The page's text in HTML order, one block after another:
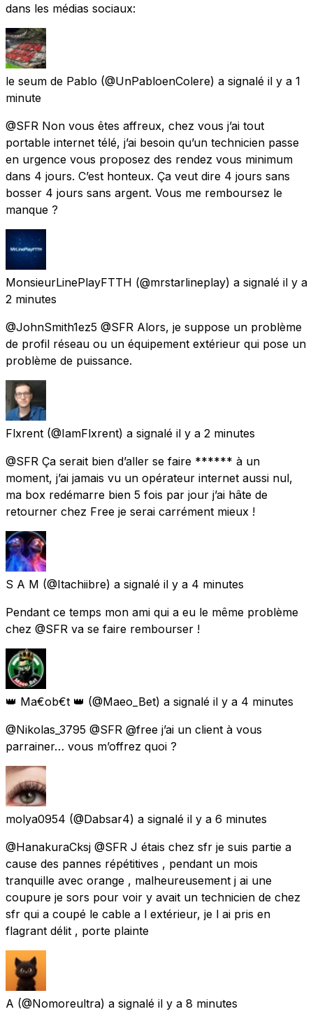
dans les médias sociaux:
le seum de Pablo (@UnPabloenColere) a signalé il y a 1
minute
@SFR Non vous êtes affreux, chez vous j’ai tout
portable internet télé, j’ai besoin qu’un technicien passe
en urgence vous proposez des rendez vous minimum
dans 4 jours. C’est honteux. Ça veut dire 4 jours sans
bosser 4 jours sans argent. Vous me remboursez le
manque ?
MonsieurLinePlayFTTH (@mrstarlineplay) a signalé il y a
2 minutes
@JohnSmith1ez5 @SFR Alors, je suppose un problème
de profil réseau ou un équipement extérieur qui pose un
problème de puissance.
Flxrent (@IamFlxrent) a signalé il y a 2 minutes
@SFR Ça serait bien d’aller se faire ****** à un
moment, j’ai jamais vu un opérateur internet aussi nul,
ma box redémarre bien 5 fois par jour j’ai hâte de
retourner chez Free je serai carrément mieux !
S A M (@Itachiibre) a signalé il y a 4 minutes
Pendant ce temps mon ami qui a eu le même problème
chez @SFR va se faire rembourser !
👑 Ma€ob€t 👑 (@Maeo_Bet) a signalé il y a 4 minutes
@Nikolas_3795 @SFR @free j’ai un client à vous
parrainer… vous m’offrez quoi ?
molya0954 (@Dabsar4) a signalé il y a 6 minutes
@HanakuraCksj @SFR J étais chez sfr je suis partie a
cause des pannes répétitives , pendant un mois
tranquille avec orange , malheureusement j ai une
coupure je sors pour voir y avait un technicien de chez
sfr qui a coupé le cable a l extérieur, je l ai pris en
flagrant délit , porte plainte
A (@Nomoreultra) a signalé il y a 8 minutes